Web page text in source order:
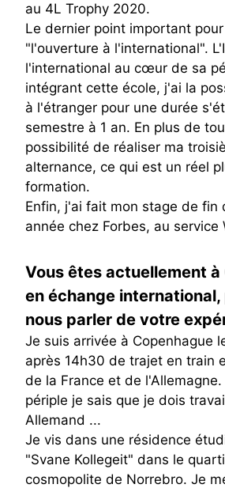
au 4L Trophy 2020.
Le dernier point important
"l'ouverture à l'international".
l'international au cœur de sa
intégrant cette école, j'ai la
à l'étranger pour une durée
semestre à 1 an. En plus de
possibilité de réaliser ma
alternance, ce qui est un réel
formation.
Enfin, j'ai fait mon stage de fin
année chez Forbes, au service
Vous êtes actuellement à
en échange
nous parler de votre
Je suis arrivée à Copenhague
après 14h30 de trajet en train
de la France et de l'Allemagne.
périple je sais que je dois
Allemand ...
Je vis dans une résidence
"Svane Kollegeit" dans le
cosmopolite de Norrebro. Je